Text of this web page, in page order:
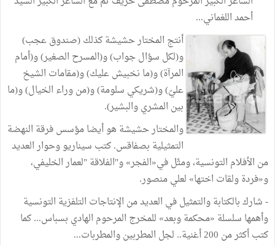
أحمد اللغماني...
أنتج المختار حشيشة كذلك (صندوق عجب)
و(لكل سؤال جواب) و(المسرح الصغير) و(أمام
المرآة) و(ما نخبيش عليك) و(مقامات الشيخ
عليّ) و(شريكي سلومة) و(من وراء الخيال) و(ما
بين المشري والبشير).
والمختار حشيشة هو أيضا مؤسس فرقة النهضة
التمثيلية بصفاقس. كتب سيناريو وحوار العديد
من الأفلام التونسية، ومثّل في«الفجر» و"الفلاقة "لعمار الخليفي،
و«فردة ولقات اختها» لعلي منصور.
- شارك بالكتابة والتمثيل في العديد من الإنتاجات التلفزية التونسية
وأهمها سلسلة «محكمة وبعد» للمخرج المرحوم الهادي بسباس... كما
كتب أكثر من 200 أغنية.. لجل المطربين والمطربات...